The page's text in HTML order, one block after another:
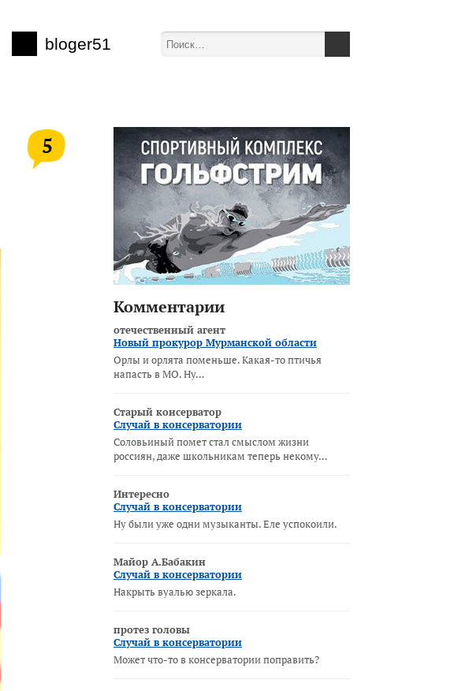
bloger51
5
Комментарии
отечественный агент
Новый прокурор Мурманской области
Орлы и орлята поменьше. Какая-то птичья
напасть в МО. Ну…
Старый консерватор
Случай в консерватории
Соловьиный помет стал смыслом жизни
россиян, даже школьникам теперь некому…
Интересно
Случай в консерватории
Ну были уже одни музыканты. Еле успокоили.
Майор А.Бабакин
Случай в консерватории
Накрыть вуалью зеркала.
протез головы
Случай в консерватории
Может что-то в консерватории поправить?